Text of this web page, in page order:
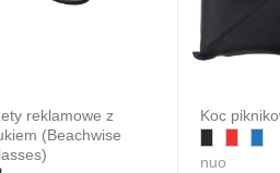
reklamowe z
(Beachwise
Koc
nuo